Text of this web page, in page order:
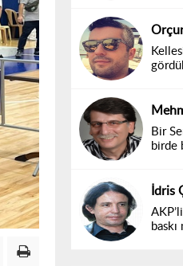
Bir
birde
İdris
baskı